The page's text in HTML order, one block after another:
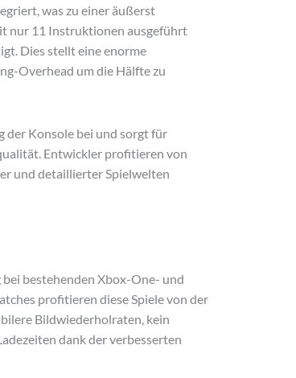
was zu einer äußerst
nur 11 Instruktionen ausgeführt
Dies stellt eine enorme
Overhead um die Hälfte zu
der Konsole bei und sorgt für
Entwickler profitieren von
und detaillierter Spielwelten
bestehenden Xbox-One- und
profitieren diese Spiele von der
Bildwiederholraten, kein
dank der verbesserten